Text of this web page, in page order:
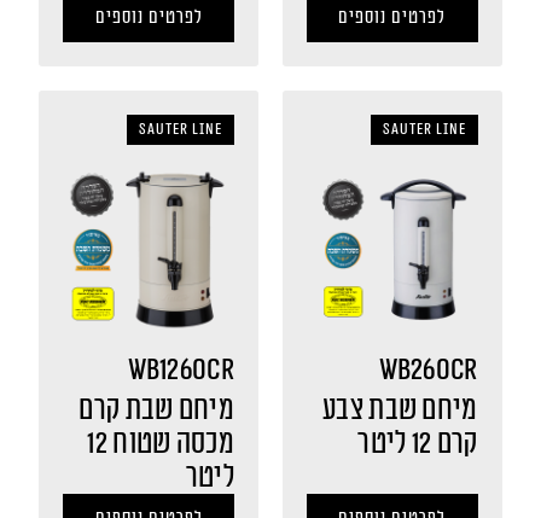
לפרטים נוספים לפרטים נוספים
sauter LINE
WB260CR
מיחם שבת צבע
קרם 12 ליטר
sauter LINE
WB1260CR
מיחם שבת קרם
מכסה שטוח 12
ליטר